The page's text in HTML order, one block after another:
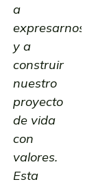
a
expresarnos
y a
construir
nuestro
proyecto
de vida
con
valores.
Esta